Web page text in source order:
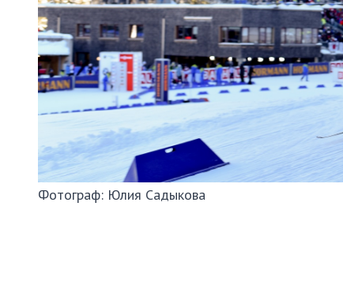
Фотограф: Юлия Садыкова